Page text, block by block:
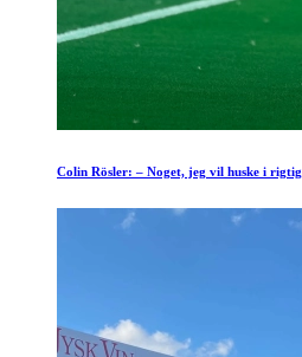
Colin Rösler: – Noget, jeg vil huske i